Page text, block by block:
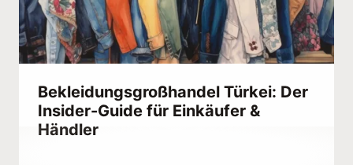
Bekleidungsgroßhandel Türkei: Der
Insider-Guide für Einkäufer &
Händler